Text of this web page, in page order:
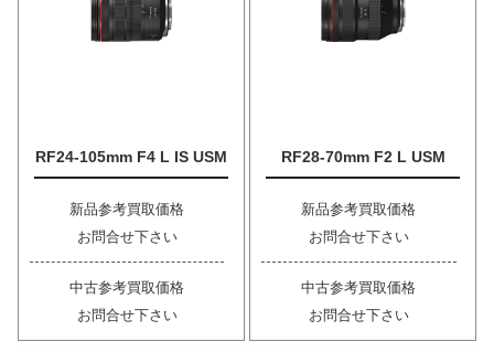
RF24-105mm F4 L IS USM
新品参考買取価格
お問合せ下さい
中古参考買取価格
お問合せ下さい
RF28-70mm F2 L USM
新品参考買取価格
お問合せ下さい
中古参考買取価格
お問合せ下さい